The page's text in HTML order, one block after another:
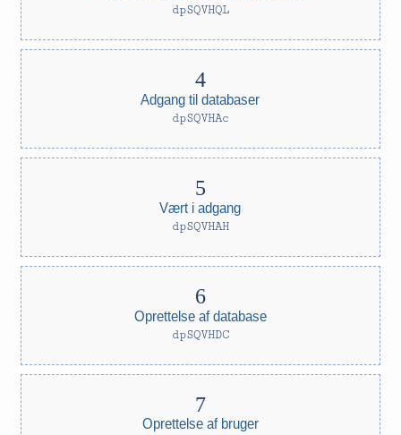
dpSQVHQL
Adgang til databaser
dpSQVHAc
Vært i adgang
dpSQVHAH
Oprettelse af database
dpSQVHDC
Oprettelse af bruger